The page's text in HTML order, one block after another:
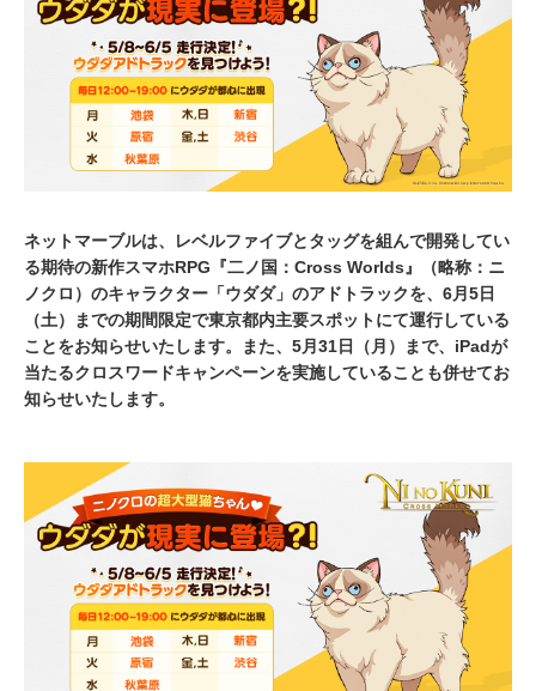
0
2
1
ネットマーブルは、レベルファイブとタッグを組んで開発してい
る期待の新作スマホRPG『二ノ国：Cross Worlds』（略称：ニ
ノクロ）のキャラクター「ウダダ」のアドトラックを、6月5日
（土）までの期間限定で東京都内主要スポットにて運行している
ことをお知らせいたします。また、5月31日（月）まで、iPadが
当たるクロスワードキャンペーンを実施していることも併せてお
知らせいたします。